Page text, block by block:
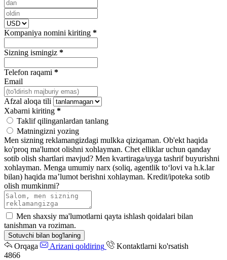
Kompaniya nomini kiriting *
Sizning ismingiz *
Telefon raqami *
Email
Afzal aloqa tili
Xabarni kiriting *
Taklif qilinganlardan tanlang
Matningizni yozing
Men sizning reklamangizdagi mulkka qiziqaman. Ob'ekt haqida
ko'proq ma'lumot olishni xohlayman. Chet elliklar uchun qanday
sotib olish shartlari mavjud? Men kvartiraga/uyga tashrif buyurishni
xohlayman. Menga umumiy narx (soliq, agentlik toʻlovi va h.k.lar
bilan) haqida maʼlumot berishni xohlayman. Kredit/ipoteka sotib
olish mumkinmi?
Men shaxsiy ma'lumotlarni qayta ishlash qoidalari bilan
tanishman va roziman.
Sotuvchi bilan bog'laning
Orqaga Arizani qoldiring
Kontaktlarni ko'rsatish
4866